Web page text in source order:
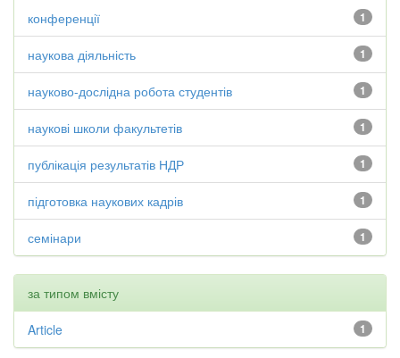
1
конференції
1
наукова діяльність
1
науково-дослідна робота студентів
1
наукові школи факультетів
1
публікація результатів НДР
1
підготовка наукових кадрів
1
семінари
за типом вмісту
1
Article